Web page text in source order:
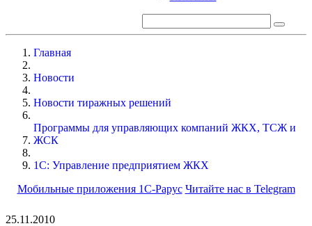
Главная
Новости
Новости тиражных решений
Программы для управляющих компаний ЖКХ, ТСЖ и
ЖСК
1С: Управление предприятием ЖКХ
Мобильные приложения 1С-Рарус Читайте нас в Telegram
25.11.2010